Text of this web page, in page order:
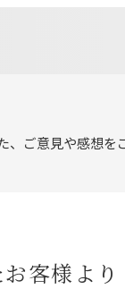
ご意見や感想を
客様より